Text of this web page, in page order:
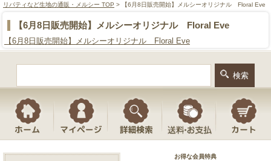
リバティなど生地の通販・メルシー TOP > 【6月8日販売開始】メルシーオリジナル Floral Eve
【6月8日販売開始】メルシーオリジナル Floral Eve
【6月8日販売開始】メルシーオリジナル Floral Eve
お得な会員特典